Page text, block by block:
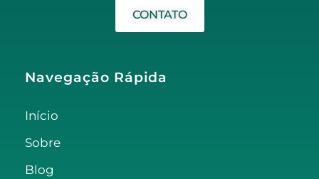
CONTATO
Navegação Rápida
Início
Sobre
Blog